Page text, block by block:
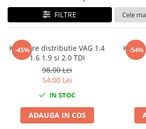
Tig-Wig
Pompe si Cilindri Hidraulici
Prese pentru arcuri
Redresoare,Roboti Pornire,Cabluri
Schimb ulei
Accesorii schimb ulei
Chei buson baie ulei
Chei filtru ulei
FILTRE
-45%
Kit fixare distributie VAG 1.4
1.6 1.9 si 2.0 TDI
98,00 Lei
54,00 Lei
IN STOC
ADAUGA IN COS
-54%
Kit